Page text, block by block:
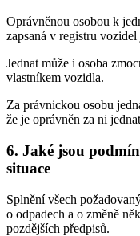
Oprávněnou osobou k
zapsaná v registru
Jednat může i osoba
vlastníkem vozidla.
Za právnickou osobu
že je oprávněn za ni
6. Jaké jsou
situace
Splnění všech
o odpadech a o změně
pozdějších předpisů.